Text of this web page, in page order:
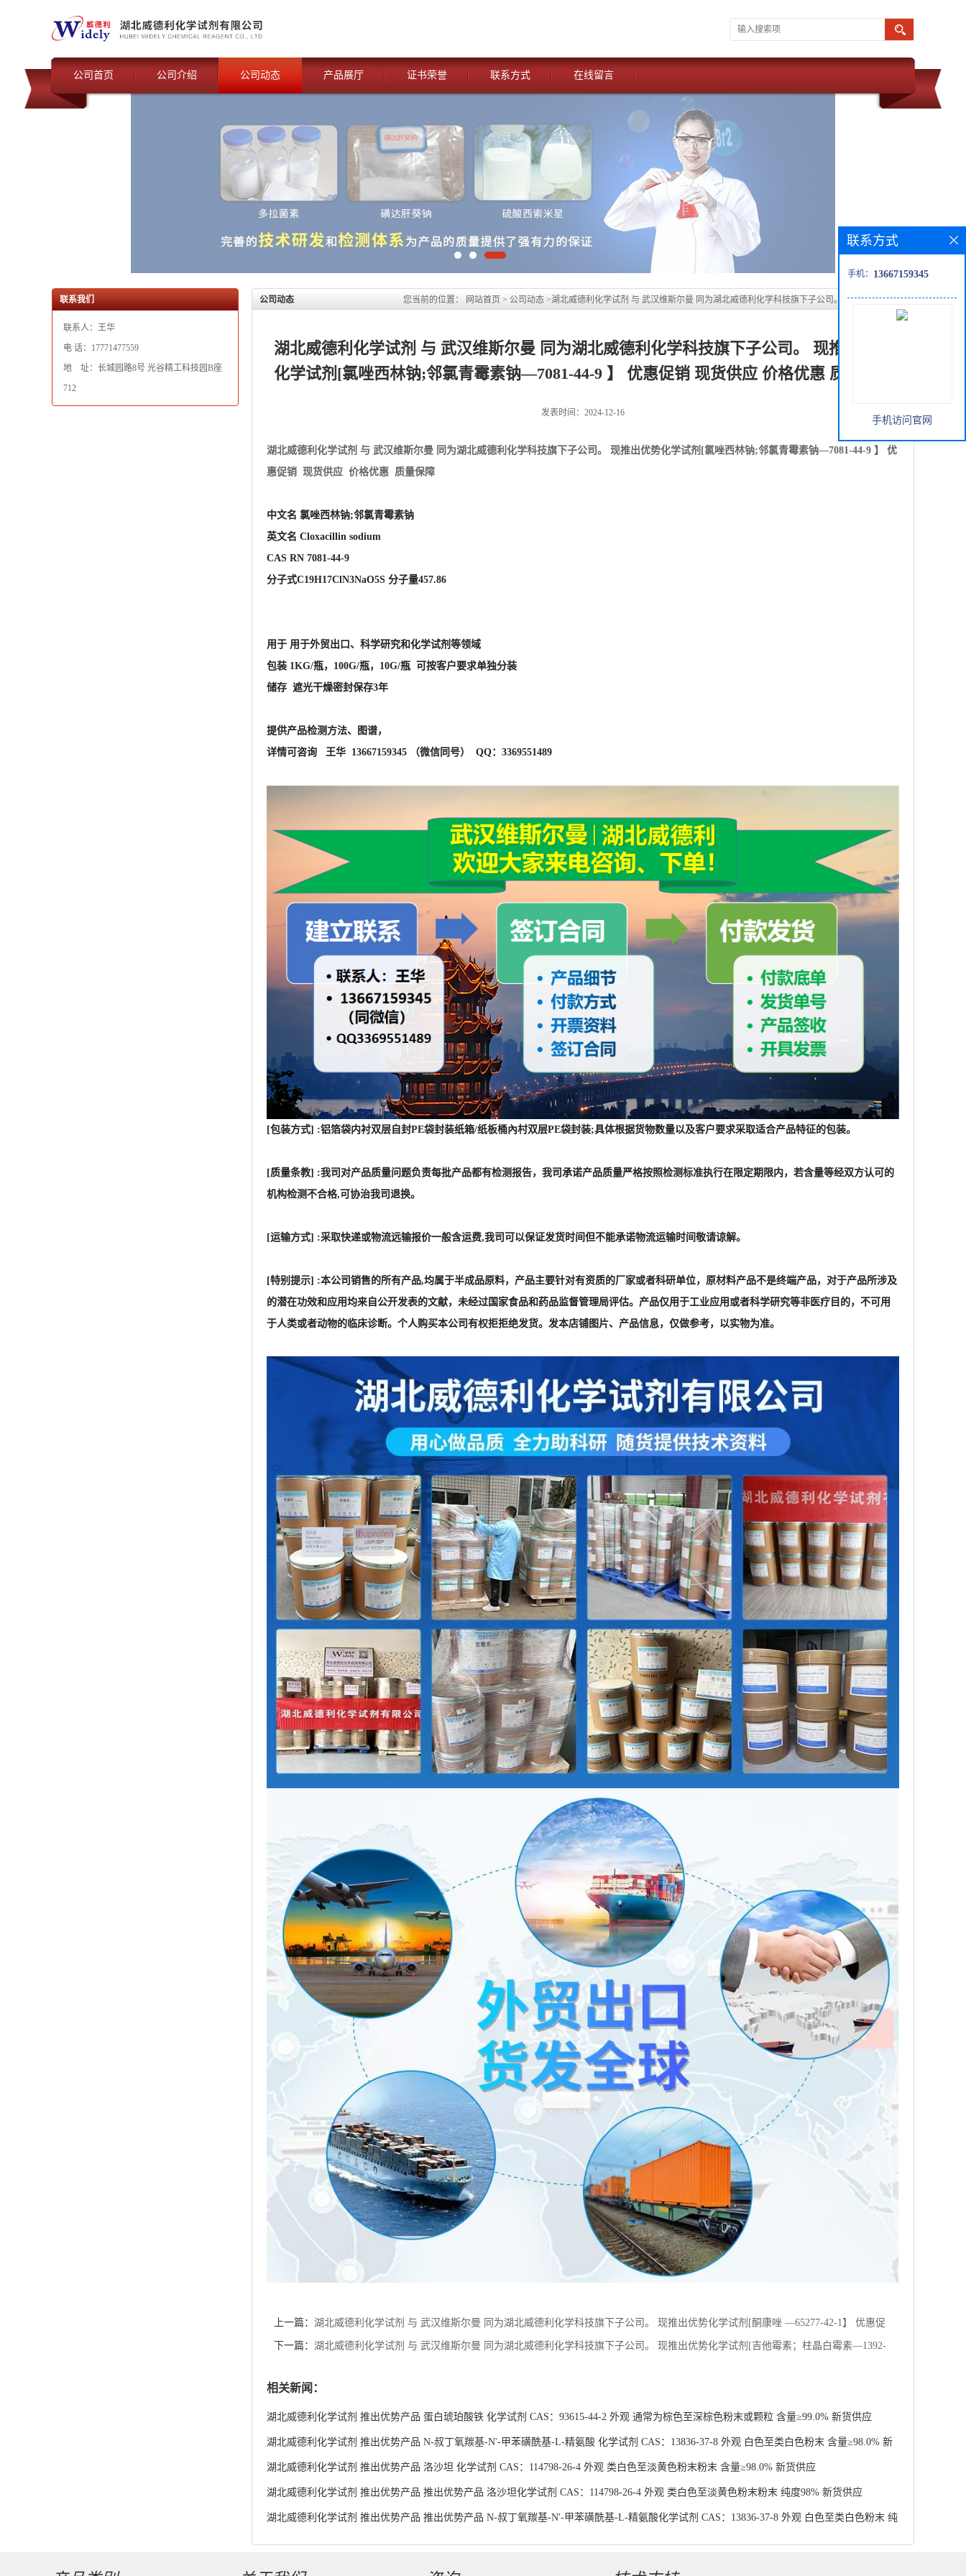
公司首页 公司介绍 公司动态 产品展厅 证书荣誉 联系方式 在线留言
联系我们
联系人：王华
电 话：17771477559
地 址：长城园路8号 光谷精工科技园B座
712
公司动态 您当前的位置： 网站首页 > 公司动态 >湖北威德利化学试剂 与 武汉维斯尔曼 同为湖北威德利化学科技旗下子公司。 现推出优势化学
湖北威德利化学试剂 与 武汉维斯尔曼 同为湖北威德利化学科技旗下子公司。 现推出优势
化学试剂[氯唑西林钠;邻氯青霉素钠—7081-44-9 】 优惠促销 现货供应 价格优惠 质量保障
发表时间：2024-12-16
湖北威德利化学试剂 与 武汉维斯尔曼 同为湖北威德利化学科技旗下子公司。 现推出优势化学试剂[氯唑西林钠;邻氯青霉素钠—7081-44-9 】 优
惠促销 现货供应 价格优惠 质量保障
中文名 氯唑西林钠;邻氯青霉素钠
英文名 Cloxacillin sodium
CAS RN 7081-44-9
分子式C19H17ClN3NaO5S 分子量457.86
用于 用于外贸出口、科学研究和化学试剂等领域
包装 1KG/瓶，100G/瓶，10G/瓶 可按客户要求单独分装
储存 遮光干燥密封保存3年
提供产品检测方法、图谱，
详情可咨询 王华 13667159345 （微信同号） QQ：3369551489
[包装方式] :铝箔袋内衬双层自封PE袋封装纸箱/纸板桶內村双层PE袋封装;具体根据货物数量以及客户要求采取适合产品特征的包装。
[质量条教] :我司对产品质量问题负责每批产品都有检测报告，我司承诺产品质量严格按照检测标准执行在限定期限内，若含量等经双方认可的
机构检测不合格,可协治我司退换。
[运输方式] :采取快递或物流远输报价一般含运费,我司可以保证发货时间但不能承诺物流运输时间敬请谅解。
[特别提示] :本公司销售的所有产品,均属于半成品原料，产品主要针对有资质的厂家或者科研单位，原材料产品不是终端产品，对于产品所涉及
的潜在功效和应用均来自公开发表的文献，未经过国家食品和药品监督管理局评估。产品仅用于工业应用或者科学研究等非医疗目的，不可用
于人类或者动物的临床诊断。个人购买本公司有权拒拒绝发货。发本店铺图片、产品信息，仅做参考，以实物为准。
上一篇： 湖北威德利化学试剂 与 武汉维斯尔曼 同为湖北威德利化学科技旗下子公司。 现推出优势化学试剂[酮康唑 —65277-42-1】 优惠促
销 现货供应 价格优惠 质量保障
下一篇： 湖北威德利化学试剂 与 武汉维斯尔曼 同为湖北威德利化学科技旗下子公司。 现推出优势化学试剂[吉他霉素；柱晶白霉素—1392-
相关新闻：
湖北威德利化学试剂 推出优势产品 蛋白琥珀酸铁 化学试剂 CAS：93615-44-2 外观 通常为棕色至深棕色粉末或颗粒 含量≥99.0% 新货供应
湖北威德利化学试剂 推出优势产品 N-叔丁氧羰基-N'-甲苯磺酰基-L-精氨酸 化学试剂 CAS：13836-37-8 外观 白色至类白色粉末 含量≥98.0% 新
货供应
湖北威德利化学试剂 推出优势产品 洛沙坦 化学试剂 CAS：114798-26-4 外观 类白色至淡黄色粉末粉末 含量≥98.0% 新货供应
湖北威德利化学试剂 推出优势产品 推出优势产品 洛沙坦化学试剂 CAS：114798-26-4 外观 类白色至淡黄色粉末粉末 纯度98% 新货供应
湖北威德利化学试剂 推出优势产品 推出优势产品 N-叔丁氧羰基-N'-甲苯磺酰基-L-精氨酸化学试剂 CAS：13836-37-8 外观 白色至类白色粉末 纯
度98% 新货供应
联系方式
手机： 13667159345
手机访问官网